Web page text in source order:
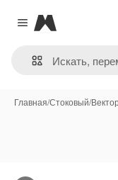
Close menu
Magnific
Главная/Стоковый/